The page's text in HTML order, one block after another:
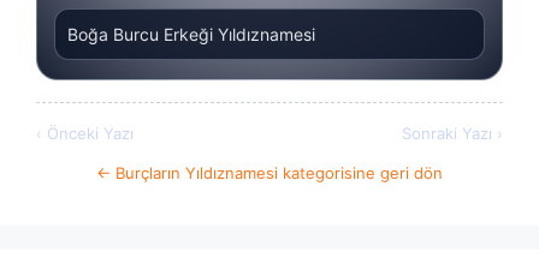
Boğa Burcu Erkeği Yıldıznamesi
‹ Önceki Yazı Sonraki Yazı ›
← Burçların Yıldıznamesi kategorisine geri dön